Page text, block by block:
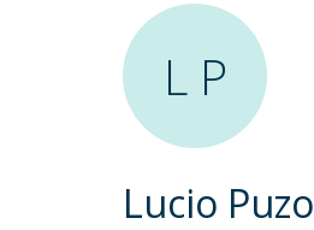
L P
Lucio Puzo